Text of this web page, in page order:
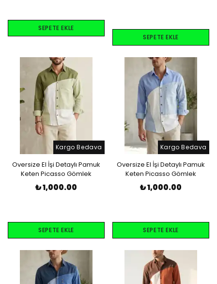
SEPETE EKLE
SEPETE EKLE
Kargo Bedava
Oversize El İşi Detaylı Pamuk
Keten Picasso Gömlek
₺ 1,000.00
SEPETE EKLE
Kargo Bedava
Oversize El İşi Detaylı Pamuk
Keten Picasso Gömlek
₺ 1,000.00
SEPETE EKLE